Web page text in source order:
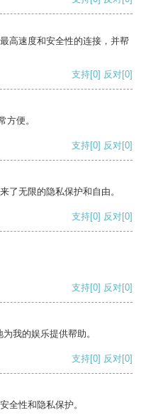
高速度和安全性的连接，并帮
支持[0] 反对[0]
方便。
支持[0] 反对[0]
了无限的隐私保护和自由。
支持[0] 反对[0]
支持[0] 反对[0]
我的娱乐提供帮助。
支持[0] 反对[0]
全性和隐私保护。